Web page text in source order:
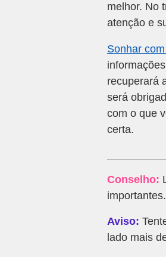
melhor. No
atenção e
Sonhar
recuperará
será
com o que
certa.
Conselho:
Aviso:
lado mais